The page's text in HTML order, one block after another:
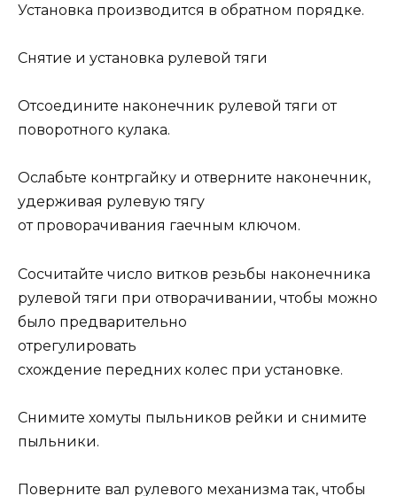
Установка производится в обратном порядке.
Снятие и установка рулевой тяги
Отсоедините наконечник рулевой тяги от
поворотного кулака.
Ослабьте контргайку и отверните наконечник,
удерживая рулевую тягу
от проворачивания гаечным ключом.
Сосчитайте число витков резьбы наконечника
рулевой тяги при отворачивании, чтобы можно
было предварительно
отрегулировать
схождение передних колес при установке.
Снимите хомуты пыльников рейки и снимите
пыльники.
Поверните вал рулевого механизма так, чтобы